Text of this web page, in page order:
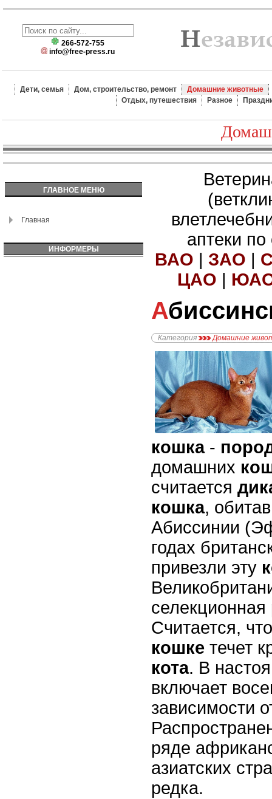
266-572-755
info@free-press.ru
Дети, семья Дом, строительство, ремонт
Домашние животные
Отдых, путешествия
Разное
ГЛАВНОЕ МЕНЮ
Главная
ИНФОРМЕРЫ
аптеки
ВАО | ЗАО |
ЦАО |
Категория Домашние
кошка-
домашних
считается
кошка,
Абиссинии
годах
привезли эту
Считается,
кошке течет
кота. В
включает
зависимости
ряде
азиатских
редка.